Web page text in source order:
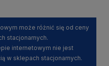
może różnić się od ceny
stacjonarnych.
internetowym nie jest
w sklepach stacjonarnych.